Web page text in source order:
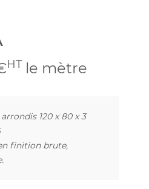
HT le mètre
120 x 80 x 3
finition brute,